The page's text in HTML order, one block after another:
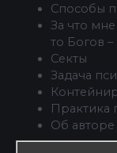
Способы
За что
то Богов
Секты
Задача
Практика
Об авторе